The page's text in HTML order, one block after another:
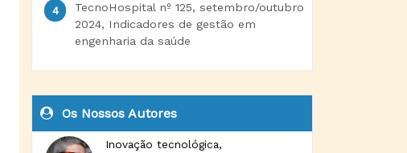
TecnoHospital nº 125, setembro/outubro
2024, Indicadores de gestão em
engenharia da saúde
Os Nossos Autores
Inovação tecnológica,